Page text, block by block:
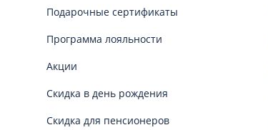
Подарочные сертификаты
Программа лояльности
Акции
Скидка в день рождения
Скидка для пенсионеров